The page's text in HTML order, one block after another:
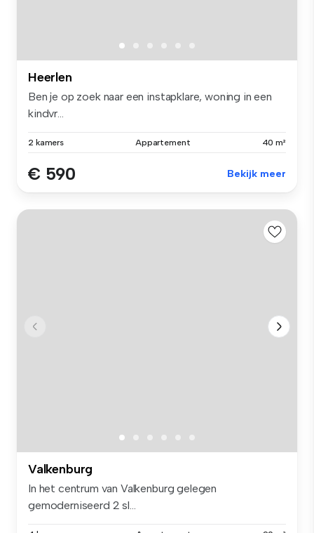
Heerlen
Ben je op zoek naar een instapklare, woning in een
kindvr...
2 kamers Appartement 40 m²
€ 590 Bekijk meer
Valkenburg
In het centrum van Valkenburg gelegen
gemoderniseerd 2 sl...